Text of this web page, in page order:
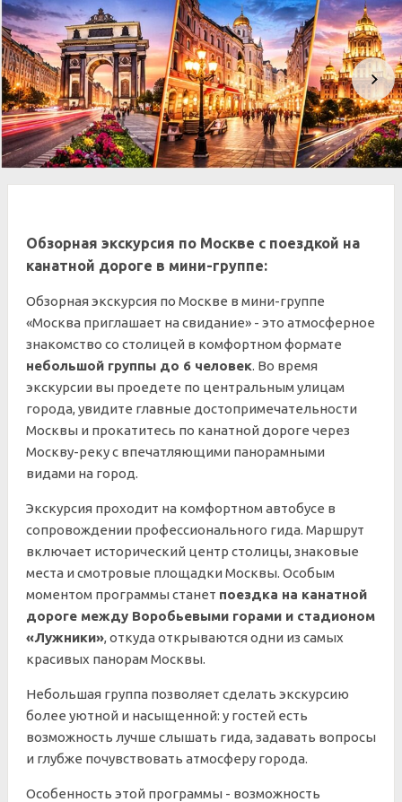
Обзорная экскурсия по Москве с поездкой на
канатной дороге в мини-группе:
Обзорная экскурсия по Москве в мини-группе
«Москва приглашает на свидание» - это атмосферное
знакомство со столицей в комфортном формате
небольшой группы до 6 человек. Во время
экскурсии вы проедете по центральным улицам
города, увидите главные достопримечательности
Москвы и прокатитесь по канатной дороге через
Москву-реку с впечатляющими панорамными
видами на город.
Экскурсия проходит на комфортном автобусе в
сопровождении профессионального гида. Маршрут
включает исторический центр столицы, знаковые
места и смотровые площадки Москвы. Особым
моментом программы станет поездка на канатной
дороге между Воробьевыми горами и стадионом
«Лужники», откуда открываются одни из самых
красивых панорам Москвы.
Небольшая группа позволяет сделать экскурсию
более уютной и насыщенной: у гостей есть
возможность лучше слышать гида, задавать вопросы
и глубже почувствовать атмосферу города.
Особенность этой программы - возможность